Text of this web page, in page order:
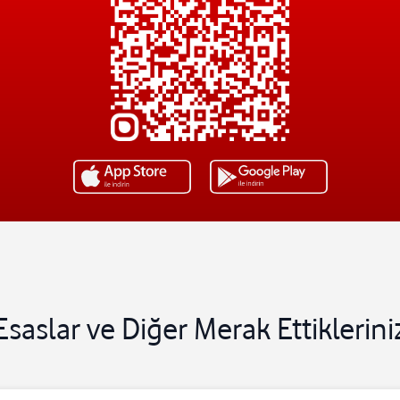
ve Diğer Merak